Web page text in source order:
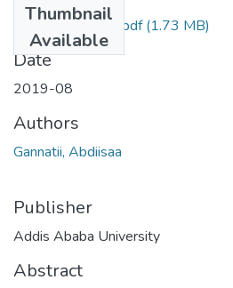
Thumbnail
Available
Abdiisaa Gannatii.pdf(1.73 MB)
Date
2019-08
Authors
Gannatii, Abdiisaa
Publisher
Addis Ababa University
Abstract